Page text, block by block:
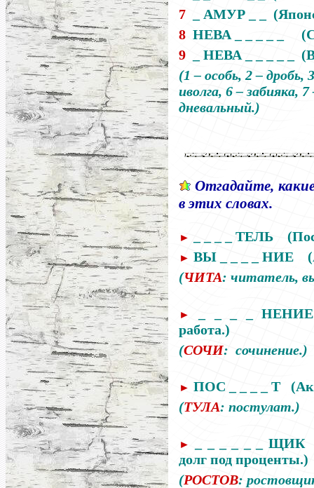
7
_ АМУР _ _
8 НЕВА _ _ _ _ _
9
_ НЕВА _ _ _ _ _
(1– особь, 2– дробь,
иволга, 6–забияка, 7
дневальный.)
Отгадайте,
в этих словах.
► _ _ _ _ ТЕЛЬ
► ВЫ _ _ _ _ НИЕ
(ЧИТА: читатель,
►
_ _ _ _
работа.)
(СОЧИ: сочинение.)
► ПОС _ _ _ _ Т (
(ТУЛА: постулат.)
►
_ _ _ _ _ _ ЩИК
долг под проценты.)
(РОСТОВ: